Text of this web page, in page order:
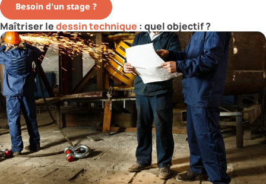
Besoin d'un stage ?
Maîtriser ledessin technique : quel objectif ?